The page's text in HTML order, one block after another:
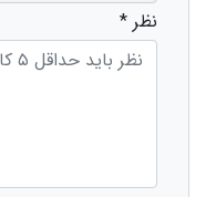
نظر *